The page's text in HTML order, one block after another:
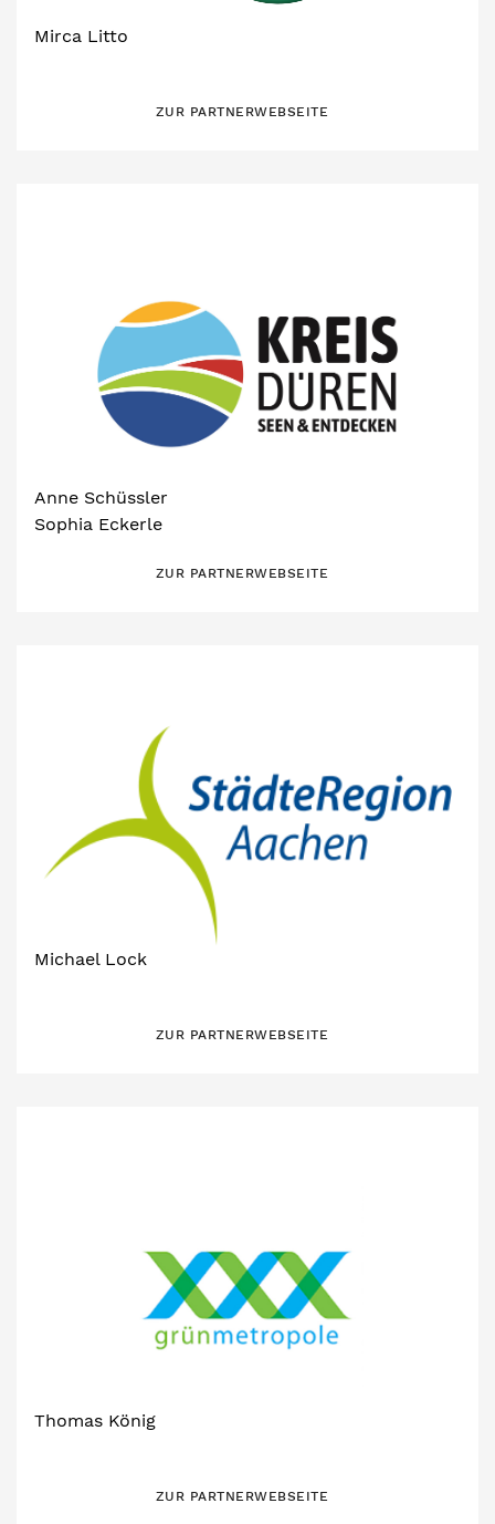
Mirca Litto
ZUR PARTNERWEBSEITE
Anne Schüssler
Sophia Eckerle
ZUR PARTNERWEBSEITE
Michael Lock
ZUR PARTNERWEBSEITE
Thomas König
ZUR PARTNERWEBSEITE